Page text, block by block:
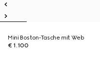
Mini Boston-Tasche mit Web
€ 1.100